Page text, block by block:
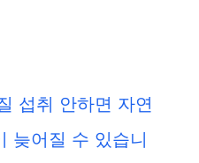
섭취 안하면 자연
늦어질 수 있습니